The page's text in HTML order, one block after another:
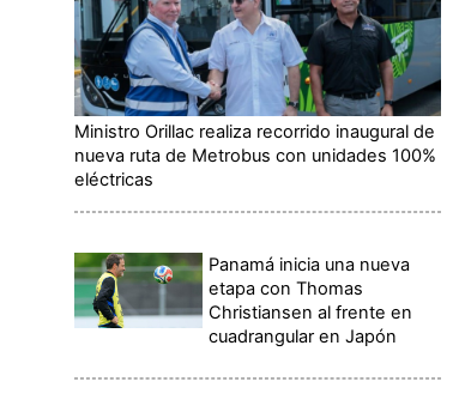
Ministro Orillac realiza recorrido inaugural de
nueva ruta de Metrobus con unidades 100%
eléctricas
Panamá inicia una nueva
etapa con Thomas
Christiansen al frente en
cuadrangular en Japón